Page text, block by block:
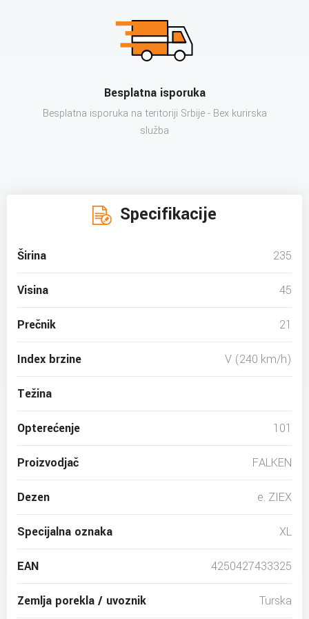
Besplatna isporuka
Besplatna isporuka na teritoriji Srbije - Bex kurirska
služba
Specifikacije
Širina 235
Visina 45
Prečnik 21
Index brzine V (240 km/h)
Težina
Opterećenje 101
Proizvodjač FALKEN
Dezen e. ZIEX
Specijalna oznaka XL
EAN 4250427433325
Zemlja porekla / uvoznik Turska